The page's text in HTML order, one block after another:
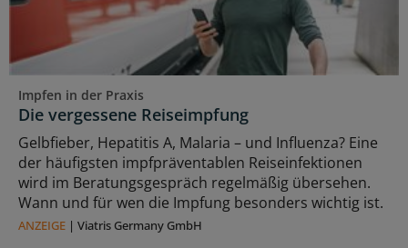
Impfen in der Praxis
Die vergessene Reiseimpfung
Gelbfieber, Hepatitis A, Malaria – und Influenza? Eine
der häufigsten impfpräventablen Reiseinfektionen
wird im Beratungsgespräch regelmäßig übersehen.
Wann und für wen die Impfung besonders wichtig ist.
ANZEIGE | Viatris Germany GmbH